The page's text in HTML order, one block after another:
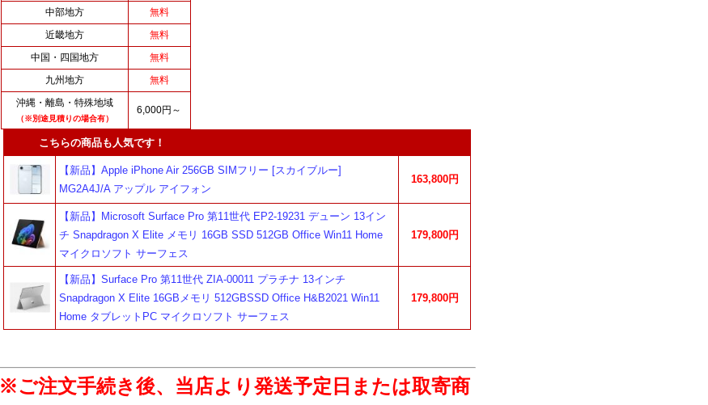
中部地方
無料
近畿地方
無料
中国・四国地方
無料
九州地方
無料
沖縄・離島・特殊地域
（※別途見積りの場合有）
6,000円～
こちらの商品も人気です！
【新品】Apple iPhone Air 256GB SIMフリー [スカイブルー]
MG2A4J/A アップル アイフォン
163,800円
【新品】Microsoft Surface Pro 第11世代 EP2-19231 デューン 13イン
チ Snapdragon X Elite メモリ 16GB SSD 512GB Office Win11 Home
マイクロソフト サーフェス
179,800円
【新品】Surface Pro 第11世代 ZIA-00011 プラチナ 13インチ
Snapdragon X Elite 16GBメモリ 512GBSSD Office H&B2021 Win11
Home タブレットPC マイクロソフト サーフェス
179,800円
※ご注文手続き後、当店より発送予定日または取寄商